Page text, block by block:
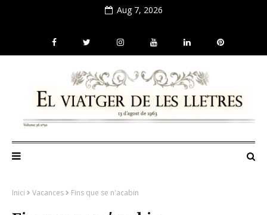
Aug 7, 2026
Inici Vacances Fins que se n'acabin